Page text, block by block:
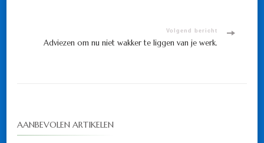
Volgend bericht
Adviezen om nu niet wakker te liggen van je werk.
AANBEVOLEN ARTIKELEN